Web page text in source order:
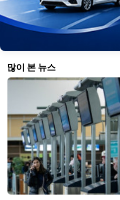
많이 본 뉴스